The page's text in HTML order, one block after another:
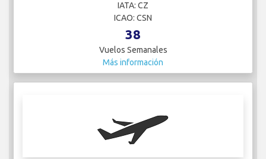
IATA: CZ
ICAO: CSN
38
Vuelos Semanales
Más información